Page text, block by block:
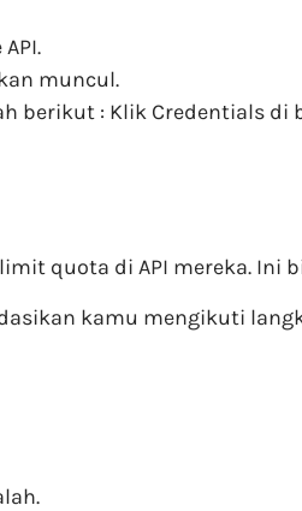
muncul.
berikut : Klik Credentials di
quota di API mereka. Ini
kamu mengikuti